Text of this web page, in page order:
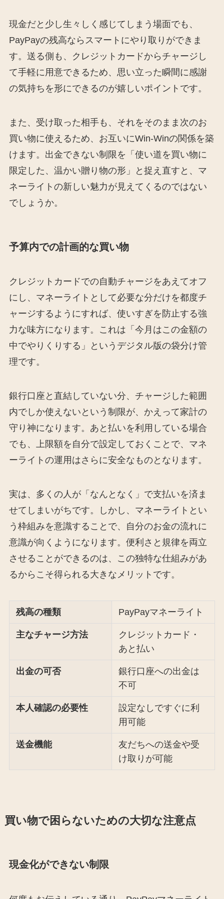
現金だと少し生々しく感じてしまう場面でも、
PayPayの残高ならスマートにやり取りができま
す。送る側も、クレジットカードからチャージし
て手軽に用意できるため、思い立った瞬間に感謝
の気持ちを形にできるのが嬉しいポイントです。
また、受け取った相手も、それをそのまま次のお
買い物に使えるため、お互いにWin-Winの関係を築
けます。出金できない制限を「使い道を買い物に
限定した、温かい贈り物の形」と捉え直すと、マ
ネーライトの新しい魅力が見えてくるのではない
でしょうか。
予算内での計画的な買い物
クレジットカードでの自動チャージをあえてオフ
にし、マネーライトとして必要な分だけを都度チ
ャージするようにすれば、使いすぎを防止する強
力な味方になります。これは「今月はこの金額の
中でやりくりする」というデジタル版の袋分け管
理です。
銀行口座と直結していない分、チャージした範囲
内でしか使えないという制限が、かえって家計の
守り神になります。あと払いを利用している場合
でも、上限額を自分で設定しておくことで、マネ
ーライトの運用はさらに安全なものとなります。
実は、多くの人が「なんとなく」で支払いを済ま
せてしまいがちです。しかし、マネーライトとい
う枠組みを意識することで、自分のお金の流れに
意識が向くようになります。便利さと規律を両立
させることができるのは、この独特な仕組みがあ
るからこそ得られる大きなメリットです。
残高の種類 PayPayマネーライト
主なチャージ方法
クレジットカード・
あと払い
出金の可否
銀行口座への出金は
不可
本人確認の必要性
設定なしですぐに利
用可能
送金機能
友だちへの送金や受
け取りが可能
買い物で困らないための大切な注意点
現金化ができない制限